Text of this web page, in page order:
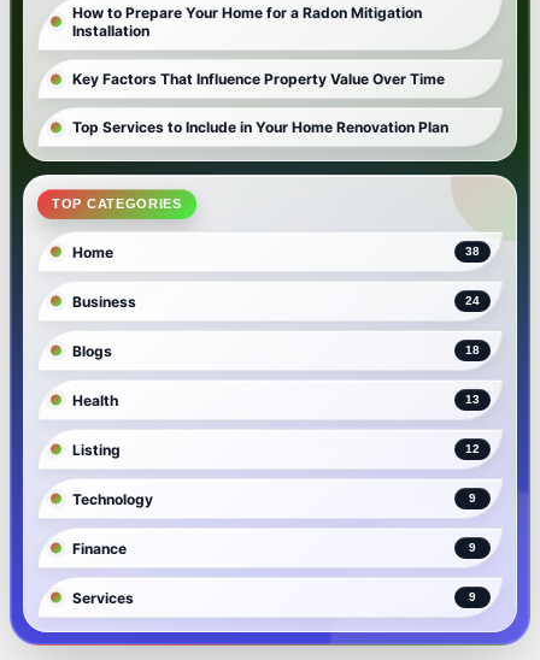
How to Prepare Your Home for a Radon Mitigation
Installation
Key Factors That Influence Property Value Over Time
Top Services to Include in Your Home Renovation Plan
TOP CATEGORIES
Home 38
Business 24
Blogs 18
Health 13
Listing 12
Technology 9
Finance 9
Services 9